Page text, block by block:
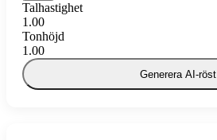
Talhastighet
1.00
Tonhöjd
1.00
Generera AI-röst